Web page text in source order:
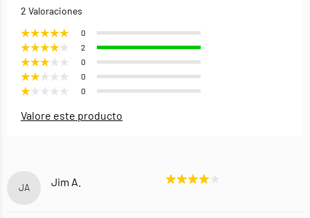
2 Valoraciones
0
2
0
0
0
Valore este producto
JA Jim A.